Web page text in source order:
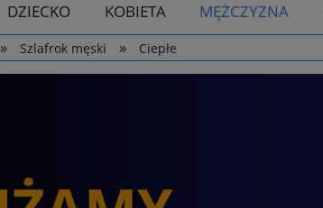
DZIECKO KOBIETA MĘŻCZYZNA
» Szlafrok męski » Ciepłe